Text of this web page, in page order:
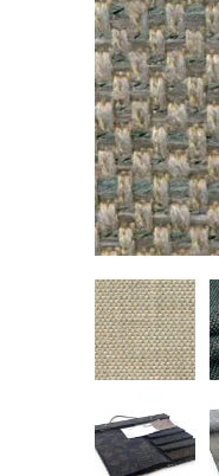
Komercyjne
Biura
Pracownie
Baza wiedzy
Broszury